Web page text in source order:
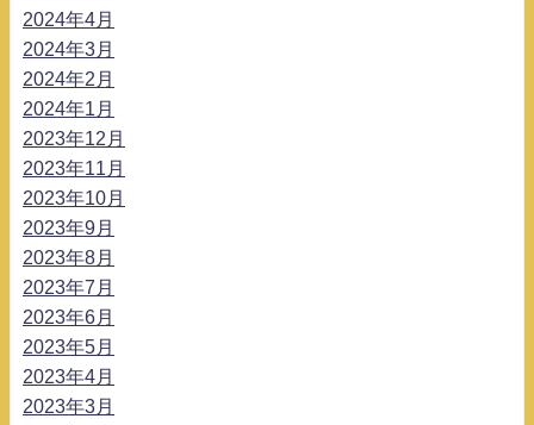
2024年4月
2024年3月
2024年2月
2024年1月
2023年12月
2023年11月
2023年10月
2023年9月
2023年8月
2023年7月
2023年6月
2023年5月
2023年4月
2023年3月